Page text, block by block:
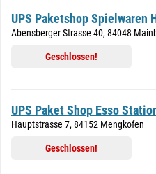
UPS Paketshop Spielwaren
Abensberger Strasse 40, 84048
Geschlossen!
UPS Paket Shop Esso
Hauptstrasse 7, 84152 Mengkofen
Geschlossen!